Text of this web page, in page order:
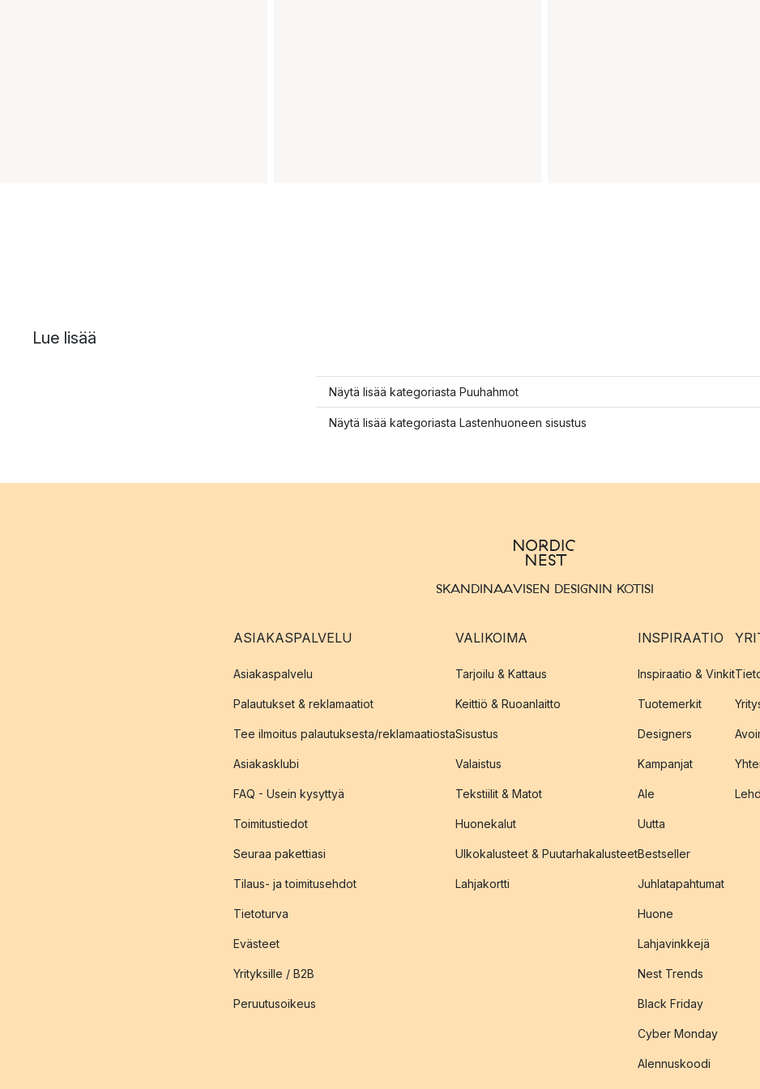
Lue lisää
Näytä lisää kategoriasta Puuhahmot
Näytä lisää kategoriasta Lastenhuoneen sisustus
SKANDINAAVISEN DESIGNIN KOTISI
ASIAKASPALVELU
Asiakaspalvelu
Palautukset & reklamaatiot
Tee ilmoitus palautuksesta/reklamaatiosta
Asiakasklubi
FAQ - Usein kysyttyä
Toimitustiedot
Seuraa pakettiasi
Tilaus- ja toimitusehdot
Tietoturva
Evästeet
Yrityksille / B2B
Peruutusoikeus
VALIKOIMA
Tarjoilu & Kattaus
Keittiö & Ruoanlaitto
Sisustus
Valaistus
Tekstiilit & Matot
Huonekalut
Ulkokalusteet & Puutarhakalusteet
Lahjakortti
INSPIRAATIO
Inspiraatio & Vinkit
Tuotemerkit
Designers
Kampanjat
Ale
Uutta
Bestseller
Juhlatapahtumat
Huone
Lahjavinkkejä
Nest Trends
Black Friday
Cyber Monday
Alennuskoodi